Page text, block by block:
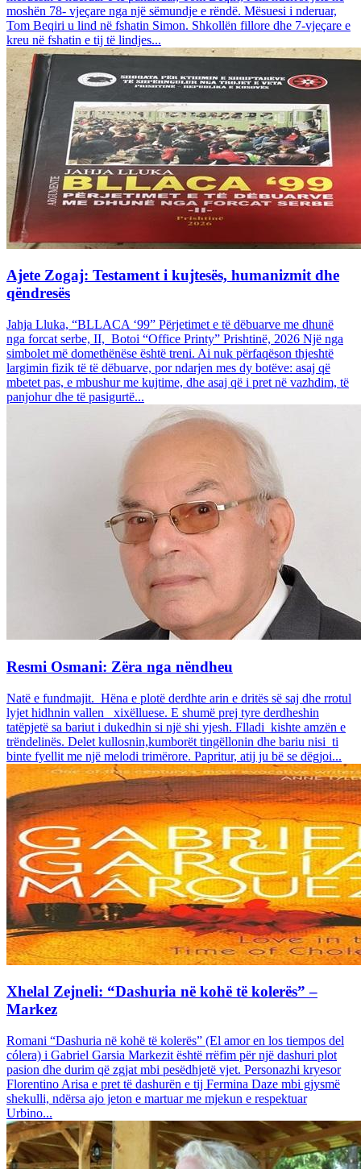
moshën 78- vjeçare nga një sëmundje e rëndë. Mësuesi i nderuar,
Tom Beqiri u lind në fshatin Simon. Shkollën fillore dhe 7-vjeçare e
kreu në fshatin e tij të lindjes...
Ajete Zogaj: Testament i kujtesës, humanizmit dhe
qëndresës
Jahja Lluka, “BLLACA ‘99” Përjetimet e të dëbuarve me dhunë
nga forcat serbe, II, Botoi “Office Printy” Prishtinë, 2026 Një nga
simbolet më domethënëse është treni. Ai nuk përfaqëson thjeshtë
largimin fizik të të dëbuarve, por ndarjen mes dy botëve: asaj që
mbetet pas, e mbushur me kujtime, dhe asaj që i pret në vazhdim, të
panjohur dhe të pasigurtë...
Resmi Osmani: Zëra nga nëndheu
Natë e fundmajit. Hëna e plotë derdhte arin e dritës së saj dhe rrotul
lyjet hidhnin vallen xixëlluese. E shumë prej tyre derdheshin
tatëpjetë sa bariut i dukedhin si një shi yjesh. Flladi kishte amzën e
trëndelinës. Delet kullosnin,kumborët tingëllonin dhe bariu nisi ti
binte fyellit me një melodi trimërore. Papritur, atij ju bë se dëgjoi...
Xhelal Zejneli: “Dashuria në kohë të kolerës” –
Markez
Romani “Dashuria në kohë të kolerës” (El amor en los tiempos del
cólera) i Gabriel Garsia Markezit është rrëfim për një dashuri plot
pasion dhe durim që zgjat mbi pesëdhjetë vjet. Personazhi kryesor
Florentino Arisa e pret të dashurën e tij Fermina Daze mbi gjysmë
shekulli, ndërsa ajo jeton e martuar me mjekun e respektuar
Urbino...